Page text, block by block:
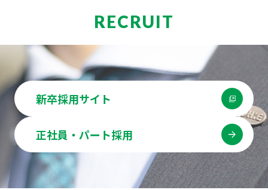
RECRUIT
新卒採用サイト
正社員・パート採用